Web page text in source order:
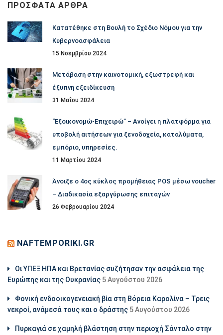
ΠΡΌΣΦΑΤΑ ΆΡΘΡΑ
Κατατέθηκε στη Βουλή το Σχέδιο Νόμου για την
Κυβερνοασφάλεια
15 Νοεμβρίου 2024
Μετάβαση στην καινοτομική, εξωστρεφή και
έξυπνη εξειδίκευση
31 Μαΐου 2024
“Εξοικονομώ-Επιχειρώ” – Ανοίγει η πλατφόρμα για
υποβολή αιτήσεων για ξενοδοχεία, καταλύματα,
εμπόριο, υπηρεσίες.
11 Μαρτίου 2024
Άνοιξε ο 4ος κύκλος προμήθειας POS μέσω voucher
– Διαδικασία εξαργύρωσης επιταγών
26 Φεβρουαρίου 2024
NAFTEMPORIKI.GR
Οι ΥΠΕΞ ΗΠΑ και Βρετανίας συζήτησαν την ασφάλεια της
Ευρώπης και της Ουκρανίας 5 Αυγούστου 2026
Φονική ενδοοικογενειακή βία στη Βόρεια Καρολίνα – Τρεις
νεκροί, ανάμεσά τους και ο δράστης 5 Αυγούστου 2026
Πυρκαγιά σε χαμηλή βλάστηση στην περιοχή Σάνταλο στην